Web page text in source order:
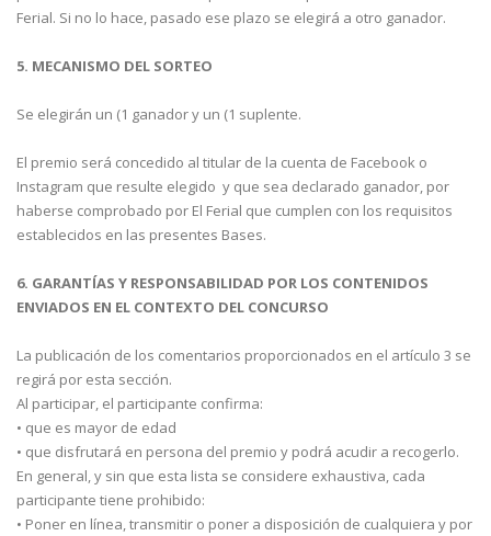
Ferial. Si no lo hace, pasado ese plazo se elegirá a otro ganador.
5. MECANISMO DEL SORTEO
Se elegirán un (1 ganador y un (1 suplente.
El premio será concedido al titular de la cuenta de Facebook o
Instagram que resulte elegido y que sea declarado ganador, por
haberse comprobado por El Ferial que cumplen con los requisitos
establecidos en las presentes Bases.
6. GARANTÍAS Y RESPONSABILIDAD POR LOS CONTENIDOS
ENVIADOS EN EL CONTEXTO DEL CONCURSO
La publicación de los comentarios proporcionados en el artículo 3 se
regirá por esta sección.
Al participar, el participante confirma:
• que es mayor de edad
• que disfrutará en persona del premio y podrá acudir a recogerlo.
En general, y sin que esta lista se considere exhaustiva, cada
participante tiene prohibido:
• Poner en línea, transmitir o poner a disposición de cualquiera y por